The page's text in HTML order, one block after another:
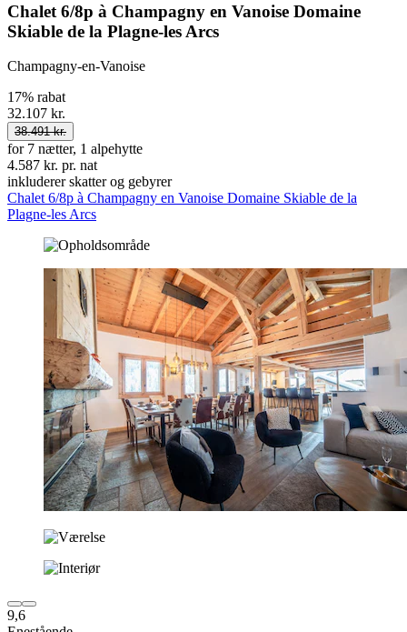
Chalet 6/8p à Champagny en Vanoise Domaine
Skiable de la Plagne-les Arcs
Champagny-en-Vanoise
17% rabat
32.107 kr.
38.491 kr.
for 7 nætter, 1 alpehytte
4.587 kr. pr. nat
inkluderer skatter og gebyrer
Chalet 6/8p à Champagny en Vanoise Domaine Skiable de la
Plagne-les Arcs
9,6